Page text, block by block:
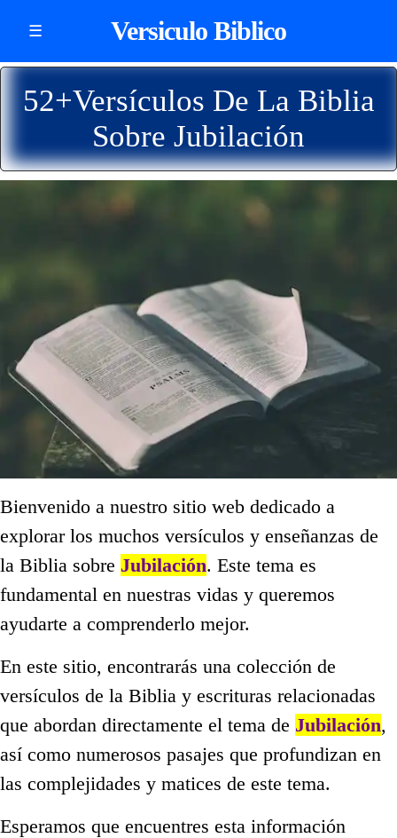
☰ Versiculo Biblico
52+Versículos De La Biblia
Sobre Jubilación
Bienvenido a nuestro sitio web dedicado a
explorar los muchos versículos y enseñanzas de
la Biblia sobre Jubilación. Este tema es
fundamental en nuestras vidas y queremos
ayudarte a comprenderlo mejor.
En este sitio, encontrarás una colección de
versículos de la Biblia y escrituras relacionadas
que abordan directamente el tema de Jubilación,
así como numerosos pasajes que profundizan en
las complejidades y matices de este tema.
Esperamos que encuentres esta información